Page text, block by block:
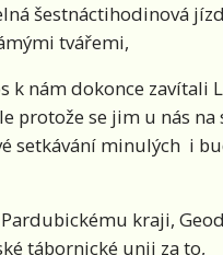
šestnáctihodinová
tvářemi,
k nám dokonce zavítali
protože se jim u nás
setkávání minulých i
kraji,
tábornické unii za to,